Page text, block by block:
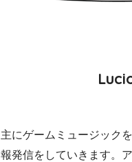
主にゲームミュージック
報発信をしていきます。